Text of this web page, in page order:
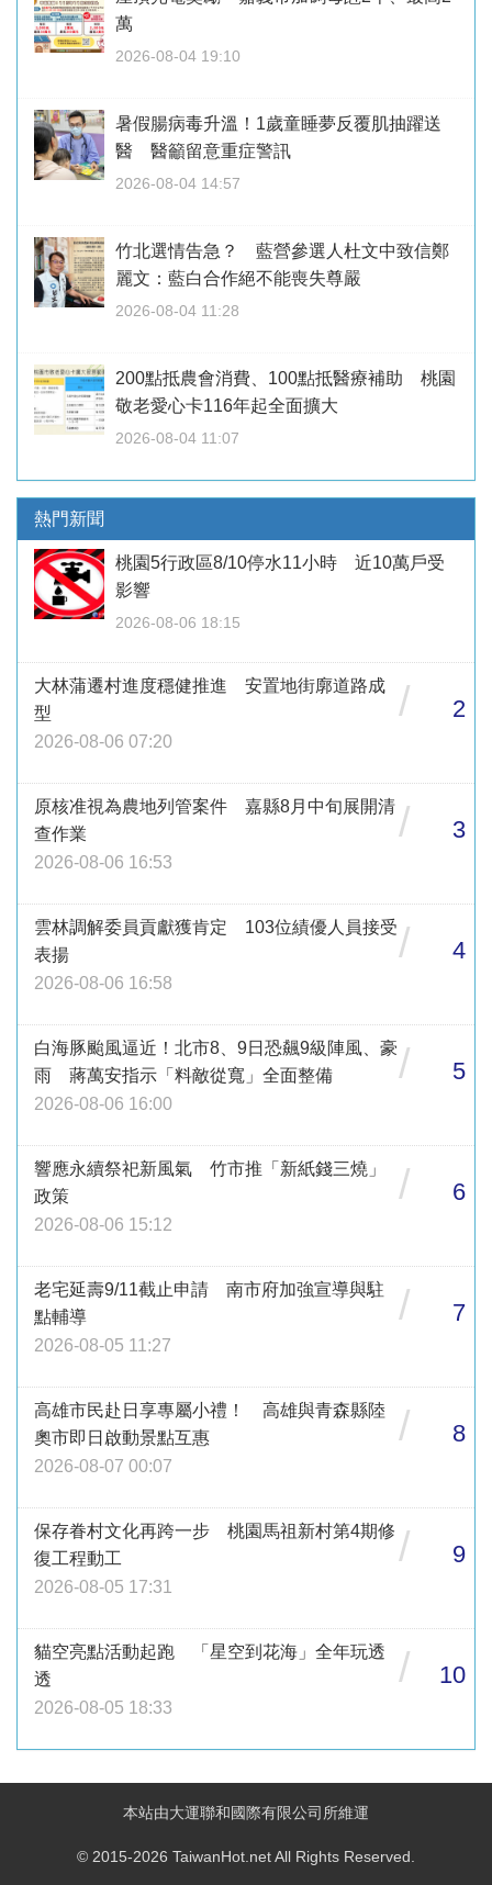
萬
2026-08-04 19:10
暑假腸病毒升溫！1歲童睡夢反覆肌抽躍送
醫 醫籲留意重症警訊
2026-08-04 14:57
竹北選情告急？ 藍營參選人杜文中致信鄭
麗文：藍白合作絕不能喪失尊嚴
2026-08-04 11:28
200點抵農會消費、100點抵醫療補助 桃園
敬老愛心卡116年起全面擴大
2026-08-04 11:07
熱門新聞
桃園5行政區8/10停水11小時 近10萬戶受
影響
2026-08-06 18:15
大林蒲遷村進度穩健推進 安置地街廓道路成
型
2026-08-06 07:20
/ 2
原核准視為農地列管案件 嘉縣8月中旬展開清
查作業
2026-08-06 16:53
/ 3
雲林調解委員貢獻獲肯定 103位績優人員接受
表揚
2026-08-06 16:58
/ 4
白海豚颱風逼近！北市8、9日恐飆9級陣風、豪
雨 蔣萬安指示「料敵從寬」全面整備
2026-08-06 16:00
/ 5
響應永續祭祀新風氣 竹市推「新紙錢三燒」
政策
2026-08-06 15:12
/ 6
老宅延壽9/11截止申請 南市府加強宣導與駐
點輔導
2026-08-05 11:27
/ 7
高雄市民赴日享專屬小禮！ 高雄與青森縣陸
奧市即日啟動景點互惠
2026-08-07 00:07
/ 8
保存眷村文化再跨一步 桃園馬祖新村第4期修
復工程動工
2026-08-05 17:31
/ 9
貓空亮點活動起跑 「星空到花海」全年玩透
透
2026-08-05 18:33
/ 10
本站由大運聯和國際有限公司所維運
© 2015-2026 TaiwanHot.net All Rights Reserved.